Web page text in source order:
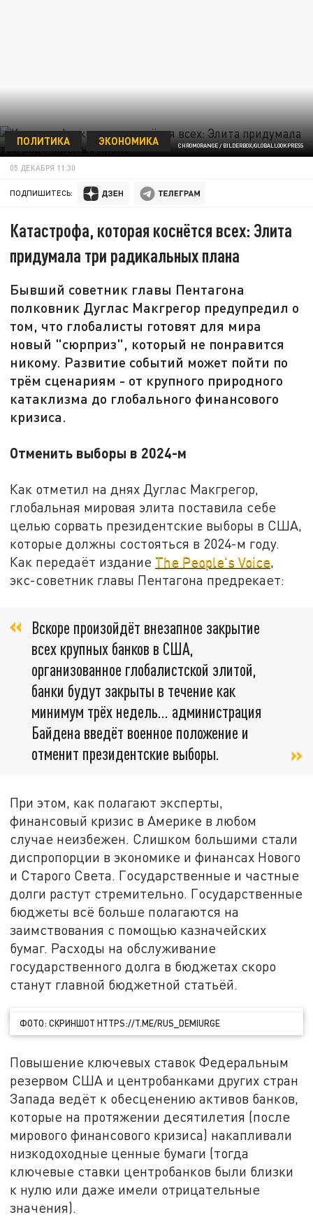
CHROMORANGE / BILDERBOX/GLOBALLOOKPRESS
ПОЛИТИКА ЭКОНОМИКА
05 ДЕКАБРЯ 11:30
ПОДПИШИТЕСЬ:
Катастрофа, которая коснётся всех: Элита
придумала три радикальных плана
Бывший советник главы Пентагона
полковник Дуглас Макгрегор предупредил о
том, что глобалисты готовят для мира
новый "сюрприз", который не понравится
никому. Развитие событий может пойти по
трём сценариям - от крупного природного
катаклизма до глобального финансового
кризиса.
Отменить выборы в 2024-м
Как отметил на днях Дуглас Макгрегор,
глобальная мировая элита поставила себе
целью сорвать президентские выборы в США,
которые должны состояться в 2024-м году.
Как передаёт издание The People's Voice,
экс-советник главы Пентагона предрекает:
Вскоре произойдёт внезапное закрытие
всех крупных банков в США,
организованное глобалистской элитой,
банки будут закрыты в течение как
минимум трёх недель… администрация
Байдена введёт военное положение и
отменит президентские выборы.
При этом, как полагают эксперты,
финансовый кризис в Америке в любом
случае неизбежен. Слишком большими стали
диспропорции в экономике и финансах Нового
и Старого Света. Государственные и частные
долги растут стремительно. Государственные
бюджеты всё больше полагаются на
заимствования с помощью казначейских
бумаг. Расходы на обслуживание
государственного долга в бюджетах скоро
станут главной бюджетной статьёй.
ФОТО: СКРИНШОТ HTTPS://T.ME/RUS_DEMIURGE
Повышение ключевых ставок Федеральным
резервом США и центробанками других стран
Запада ведёт к обесценению активов банков,
которые на протяжении десятилетия (после
мирового финансового кризиса) накапливали
низкодоходные ценные бумаги (тогда
ключевые ставки центробанков были близки
к нулю или даже имели отрицательные
значения).